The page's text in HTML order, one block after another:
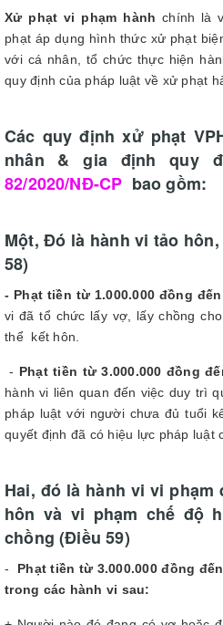
Xử phạt vi phạm hànhchính là
phạt áp dụng hình thức xử phạt
với cá nhân, tổ chức thực hiện
quy định của pháp luật về xử phạt
Các quy định xử phạt
nhân & gia định quy
82/2020/NĐ-CP bao gồm:
Một, Đó là hành vi tảo
58)
- Phạt tiền từ 1.000.000 đồng
vi đã tổ chức lấy vợ, lấy chồng
thể kết hôn.
- Phạt tiền từ 3.000.000 đồng
hành vi liên quan đến việc duy trì
pháp luật với người chưa đủ tuổi
quyết định đã có hiệu lực pháp luật
Hai, đó là hành vi vi
hôn và vi phạm chế độ
chồng (Điều 59)
- Phạt tiền từ 3.000.000 đồng
trong các hành vi sau: